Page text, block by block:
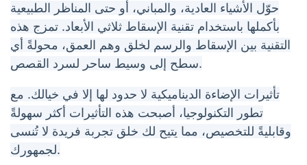
حوّل الأشياء العادية، والمباني، أو حتى المناظر الطبيعية
بأكملها باستخدام تقنية الإسقاط ثلاثي الأبعاد. تمزج هذه
التقنية بين الإسقاط والرسم لخلق وهم العمق، محولةً أي
سطح إلى وسيط ساحر لسرد القصص.
تأثيرات الإضاءة الديناميكية لا حدود لها إلا في خيالك. مع
تطور التكنولوجيا، أصبحت هذه التأثيرات أكثر سهولةً
وقابليةً للتخصيص، مما يتيح لك خلق تجربة فريدة لا تُنسى
لجمهورك.